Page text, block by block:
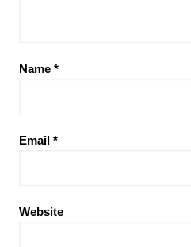
Name *
Email *
Website